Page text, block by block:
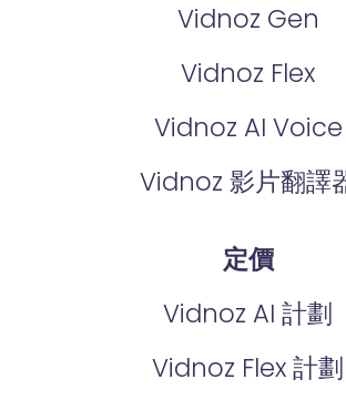
Vidnoz Gen
Vidnoz Flex
Vidnoz AI Voice
Vidnoz 影片翻譯
定價
Vidnoz AI 計劃
Vidnoz Flex 計劃